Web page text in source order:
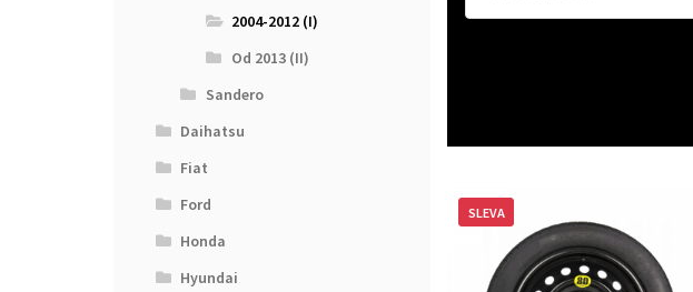
2004-2012 (I)
Od 2013 (II)
Sandero
Daihatsu
Fiat
Ford
Honda
Hyundai
SLEVA